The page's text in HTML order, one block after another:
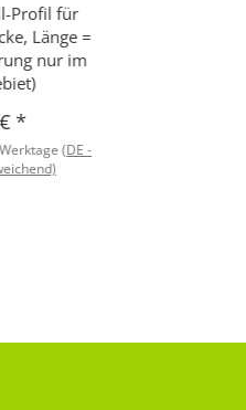
Profil für
Länge =
nur im
*
(DE -